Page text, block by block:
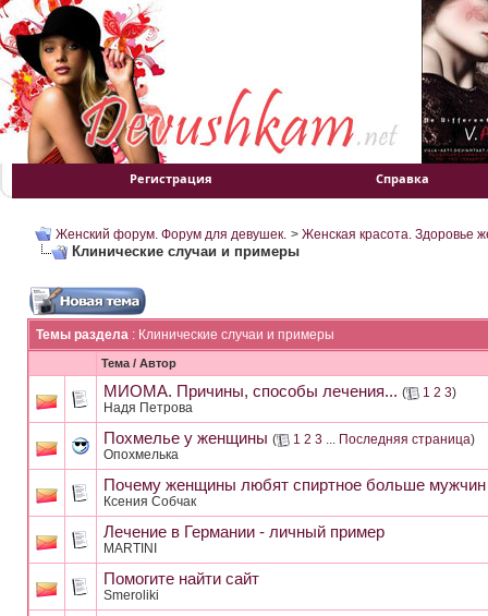
Регистрация Справка
Женский форум. Форум для девушек. > Женская красота. Здоровье
Клинические случаи и примеры
Темы раздела : Клинические случаи и примеры
Тема / Автор
МИОМА. Причины, способы лечения... ( 1 2 3)
Надя Петрова
Похмелье у женщины ( 1 2 3 ... Последняя страница)
Опохмелька
Почему женщины любят спиртное больше мужчин
Ксения Собчак
Лечение в Германии - личный пример
MARTINI
Помогите найти сайт
Smeroliki